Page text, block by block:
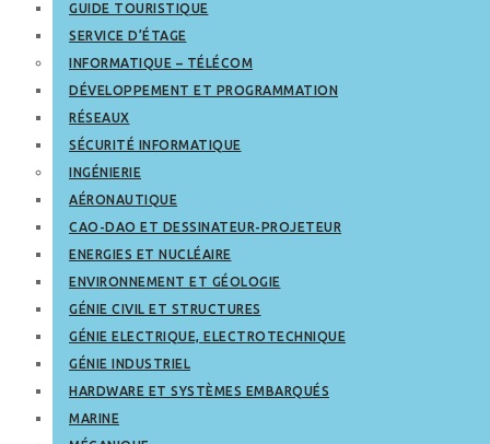
GUIDE TOURISTIQUE
SERVICE D’ÉTAGE
INFORMATIQUE – TÉLÉCOM
DÉVELOPPEMENT ET PROGRAMMATION
RÉSEAUX
SÉCURITÉ INFORMATIQUE
INGÉNIERIE
AÉRONAUTIQUE
CAO-DAO ET DESSINATEUR-PROJETEUR
ENERGIES ET NUCLÉAIRE
ENVIRONNEMENT ET GÉOLOGIE
GÉNIE CIVIL ET STRUCTURES
GÉNIE ELECTRIQUE, ELECTROTECHNIQUE
GÉNIE INDUSTRIEL
HARDWARE ET SYSTÈMES EMBARQUÉS
MARINE